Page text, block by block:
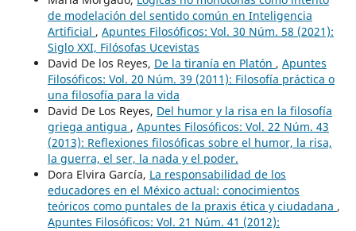
de modelación del sentido común en Inteligencia
Artificial , Apuntes Filosóficos: Vol. 30 Núm. 58 (2021):
Siglo XXI, Filósofas Ucevistas
David De los Reyes, De la tiranía en Platón , Apuntes
Filosóficos: Vol. 20 Núm. 39 (2011): Filosofía práctica o
una filosofía para la vida
David De Los Reyes, Del humor y la risa en la filosofía
griega antigua , Apuntes Filosóficos: Vol. 22 Núm. 43
(2013): Reflexiones filosóficas sobre el humor, la risa,
la guerra, el ser, la nada y el poder.
Dora Elvira García, La responsabilidad de los
educadores en el México actual: conocimientos
teóricos como puntales de la praxis ética y ciudadana ,
Apuntes Filosóficos: Vol. 21 Núm. 41 (2012):